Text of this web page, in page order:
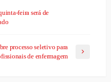
feira será de
processo seletivo para
de enfermagem